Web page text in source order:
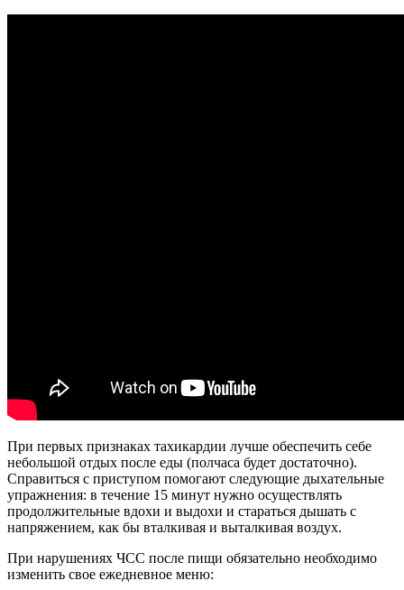
При первых признаках тахикардии лучше обеспечить себе
небольшой отдых после еды (полчаса будет достаточно).
Справиться с приступом помогают следующие дыхательные
упражнения: в течение 15 минут нужно осуществлять
продолжительные вдохи и выдохи и стараться дышать с
напряжением, как бы вталкивая и выталкивая воздух.
При нарушениях ЧСС после пищи обязательно необходимо
изменить свое ежедневное меню: